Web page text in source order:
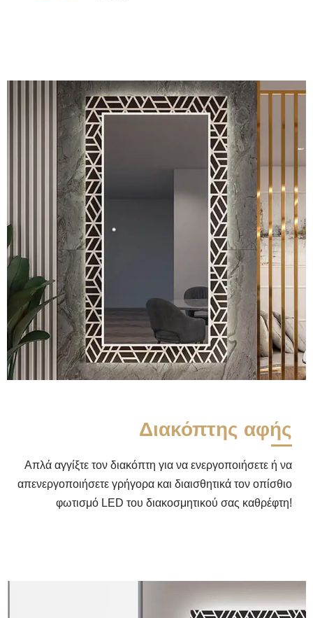
Διακόπτης αφής
Απλά αγγίξτε τον διακόπτη για να ενεργοποιήσετε ή να
απενεργοποιήσετε γρήγορα και διαισθητικά τον οπίσθιο
φωτισμό LED του διακοσμητικού σας καθρέφτη!